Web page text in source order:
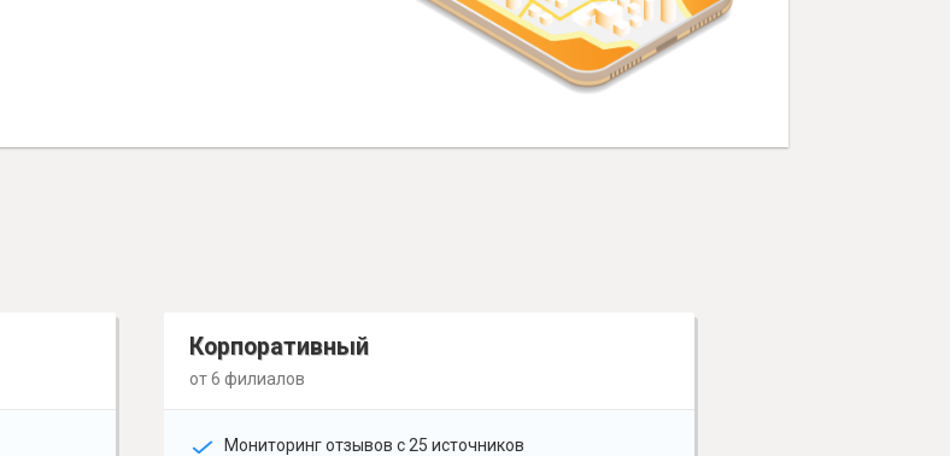
Корпоративный
от 6 филиалов
Мониторинг отзывов с 25 источников